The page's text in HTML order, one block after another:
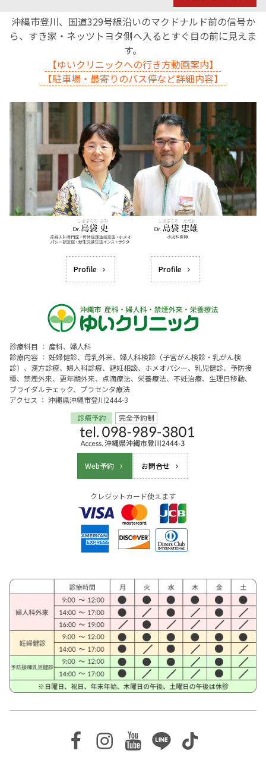
沖縄市登川、国道329号線沿いのマクドナルド前の信号か
ら、すき家・ネッツトヨタ側へ入るとすぐ目の前に見えま
す。
【ゆいクリニックへの行き方動画案内】
【駐車場・最寄りのバス停など詳細内容】
Profile Profile
診療科目 ： 産科、婦人科
診療内容 ： 妊婦健診、母乳外来、婦人科検診（子宮がん検診・乳がん検
診）、漢方診療、婦人科診療、避妊相談、ホメオパシー、乳児健診、予防接
種、禁煙外来、更年期外来、点滴療法、栄養療法、不妊治療、生理日移動、
ブライダルチェック、プラセンタ療法
アクセス ： 沖縄県沖縄市登川2444-3
Web予約 お問合せ
クレジットカード使えます
Facebook
Instagram
Youtube
LineTikTok